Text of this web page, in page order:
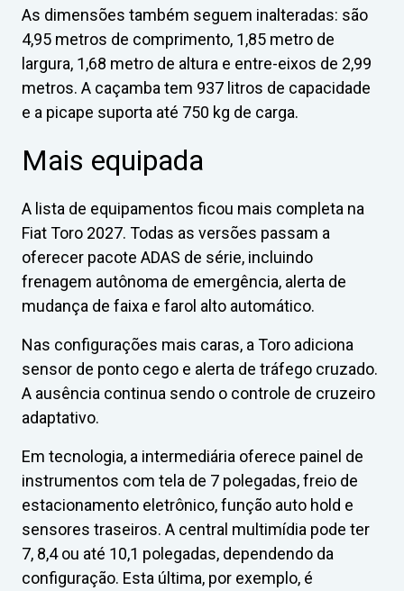
As dimensões também seguem inalteradas: são
4,95 metros de comprimento, 1,85 metro de
largura, 1,68 metro de altura e entre-eixos de 2,99
metros. A caçamba tem 937 litros de capacidade
e a picape suporta até 750 kg de carga.
Mais equipada
A lista de equipamentos ficou mais completa na
Fiat Toro 2027. Todas as versões passam a
oferecer pacote ADAS de série, incluindo
frenagem autônoma de emergência, alerta de
mudança de faixa e farol alto automático.
Nas configurações mais caras, a Toro adiciona
sensor de ponto cego e alerta de tráfego cruzado.
A ausência continua sendo o controle de cruzeiro
adaptativo.
Em tecnologia, a intermediária oferece painel de
instrumentos com tela de 7 polegadas, freio de
estacionamento eletrônico, função auto hold e
sensores traseiros. A central multimídia pode ter
7, 8,4 ou até 10,1 polegadas, dependendo da
configuração. Esta última, por exemplo, é